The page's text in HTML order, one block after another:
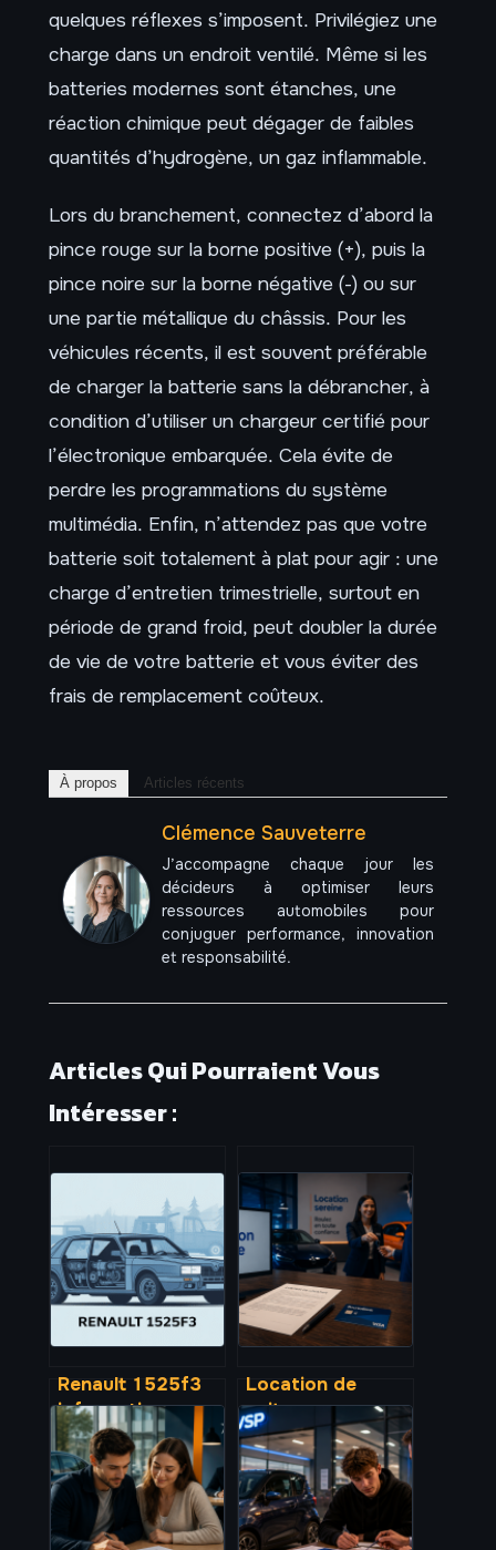
quelques réflexes s’imposent. Privilégiez une
charge dans un endroit ventilé. Même si les
batteries modernes sont étanches, une
réaction chimique peut dégager de faibles
quantités d’hydrogène, un gaz inflammable.
Lors du branchement, connectez d’abord la
pince rouge sur la borne positive (+), puis la
pince noire sur la borne négative (-) ou sur
une partie métallique du châssis. Pour les
véhicules récents, il est souvent préférable
de charger la batterie sans la débrancher, à
condition d’utiliser un chargeur certifié pour
l’électronique embarquée. Cela évite de
perdre les programmations du système
multimédia. Enfin, n’attendez pas que votre
batterie soit totalement à plat pour agir : une
charge d’entretien trimestrielle, surtout en
période de grand froid, peut doubler la durée
de vie de votre batterie et vous éviter des
frais de remplacement coûteux.
À propos Articles récents
Clémence Sauveterre
J’accompagne chaque jour les
décideurs à optimiser leurs
ressources automobiles pour
conjuguer performance, innovation
et responsabilité.
Articles Qui Pourraient Vous
Intéresser :
Renault 1525f3
informations
techniques,
fonctions et
conseils
d’utilisation
Location de
voiture avec
BoursoBank : 3
réglages
indispensables
pour éviter le
refus de caution